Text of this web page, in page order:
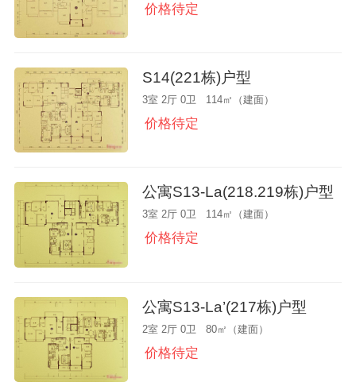
价格待定
S14(221栋)户型
3室 2厅 0卫 114㎡（建面）
价格待定
公寓S13-La(218.219栋)户型
3室 2厅 0卫 114㎡（建面）
价格待定
公寓S13-La’(217栋)户型
2室 2厅 0卫 80㎡（建面）
价格待定